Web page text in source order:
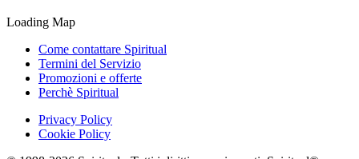
Loading Map
Come contattare Spiritual
Termini del Servizio
Promozioni e offerte
Perchè Spiritual
Privacy Policy
Cookie Policy